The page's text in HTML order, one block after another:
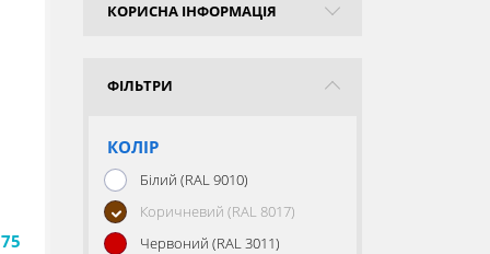
КОРИСНА ІНФОРМАЦІЯ
ФІЛЬТРИ
КОЛІР
Білий (RAL 9010)
Коричневий (RAL 8017)
Червоний (RAL 3011)